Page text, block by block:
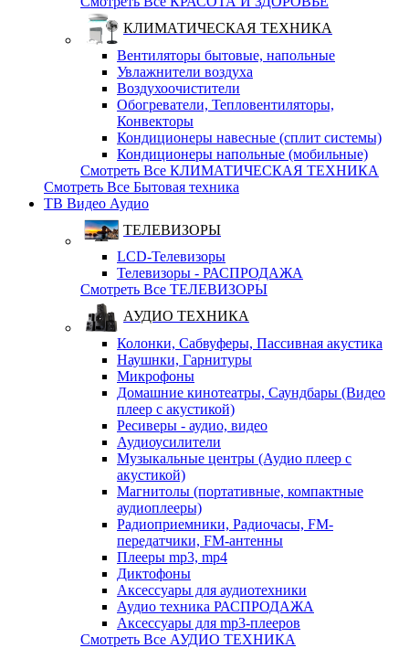
КЛИМАТИЧЕСКАЯ ТЕХНИКА
Вентиляторы бытовые, напольные
Увлажнители воздуха
Воздухоочистители
Обогреватели, Тепловентиляторы,
Конвекторы
Кондиционеры навесные (сплит системы)
Кондиционеры напольные (мобильные)
Смотреть Все КЛИМАТИЧЕСКАЯ ТЕХНИКА
Смотреть Все Бытовая техника
ТВ Видео Аудио
ТЕЛЕВИЗОРЫ
LCD-Телевизоры
Телевизоры - РАСПРОДАЖА
Смотреть Все ТЕЛЕВИЗОРЫ
АУДИО ТЕХНИКА
Колонки, Сабвуферы, Пассивная акустика
Наушнки, Гарнитуры
Микрофоны
Домашние кинотеатры, Саундбары (Видео
плеер с акустикой)
Ресиверы - аудио, видео
Аудиоусилители
Музыкальные центры (Аудио плеер с
акустикой)
Магнитолы (портативные, компактные
аудиоплееры)
Радиоприемники, Радиочасы, FM-
передатчики, FM-антенны
Плееры mp3, mp4
Диктофоны
Аксессуары для аудиотехники
Аудио техника РАСПРОДАЖА
Аксессуары для mp3-плееров
Смотреть Все АУДИО ТЕХНИКА